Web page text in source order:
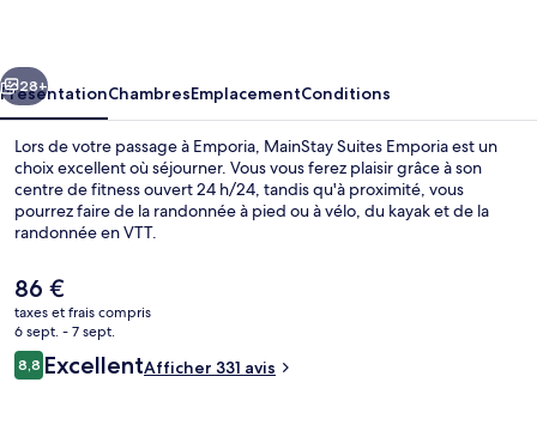
Suivant
28+
PrésentationChambresEmplacementConditions
Lors de votre passage à Emporia, MainStay Suites Emporia est un
choix excellent où séjourner. Vous vous ferez plaisir grâce à son
centre de fitness ouvert 24 h/24, tandis qu'à proximité, vous
pourrez faire de la randonnée à pied ou à vélo, du kayak et de la
randonnée en VTT.
Le
prix
actuel
est
de
86 €
taxes et frais compris
6 sept. - 7 sept.
Avis
voyageurs
8,88,8 sur 10
ExcellentAfficher 331 avis